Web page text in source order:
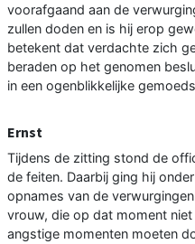
voorafgaand aan de
zullen doden en is hij erop
betekent dat verdachte zich
beraden op het genomen
in een ogenblikkelijke
Ernst
Tijdens de zitting stond de
de feiten. Daarbij ging hij
opnames van de
vrouw, die op dat moment
angstige momenten moeten